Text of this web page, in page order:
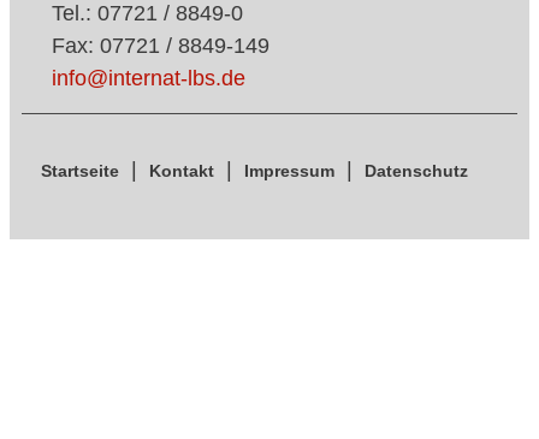
Tel.: 07721 / 8849-0
Fax: 07721 / 8849-149
info@internat-lbs.de
Startseite Kontakt Impressum Datenschutz